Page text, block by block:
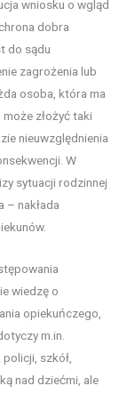
wniosku o wgląd
dobra
do sądu
zagrożenia lub
osoba, która ma
złożyć taki
nieuwzględnienia
W
sytuacji rodzinnej
– nakłada
wiedzę o
opiekuńczego,
m.in.
szkół,
nad dziećmi, ale